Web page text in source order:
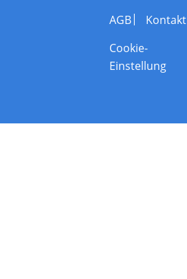
AGB
Kontakt
Cookie-
Einstellung